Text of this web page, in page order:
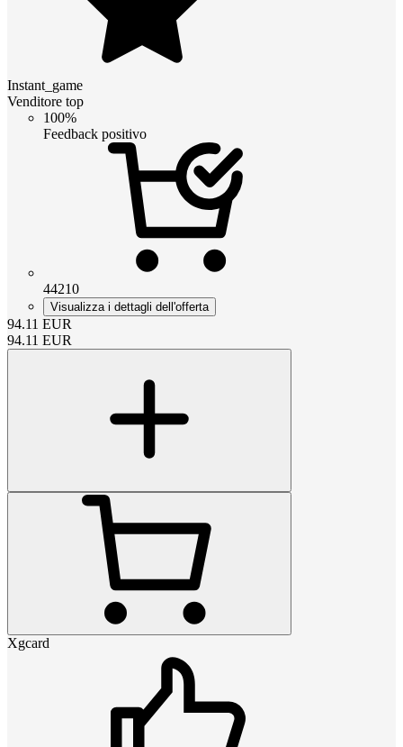
Instant_game
Venditore top
100%
Feedback positivo
44210
Visualizza i dettagli dell'offerta
94.11 EUR
94.11 EUR
Xgcard